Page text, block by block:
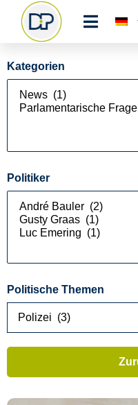
Kategorien
Politiker
Politische Themen